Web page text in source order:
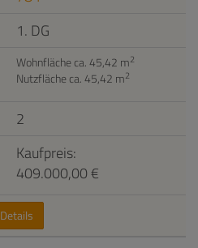
1. DG
Wohnfläche ca. 45,42 m2
Nutzfläche ca. 45,42 m2
2
Kaufpreis:
409.000,00 €
Details